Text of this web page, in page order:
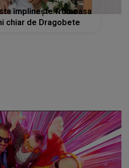
împlinește frumoasa
chiar de Dragobete